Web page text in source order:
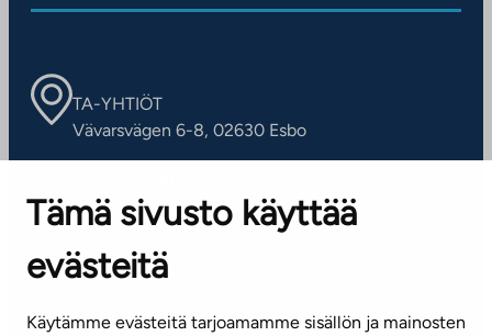
Tämä sivusto käyttää
evästeitä
Käytämme evästeitä tarjoamamme sisällön ja mainosten
TA-YHTIÖT
Vävarsvägen 6-8, 02630 Esbo
Kontaktinformation
KUNDSERVICE
(vardagar kl. 8–16)